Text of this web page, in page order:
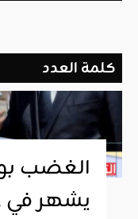
كلمة العدد
الغضب
يشهر في